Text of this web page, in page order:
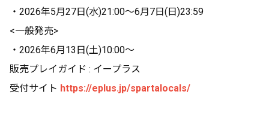
・2026年5月27日(水)21:00〜6月7日(日)23:59
<一般発売>
・2026年6月13日(土)10:00〜
販売プレイガイド : イープラス
受付サイト https://eplus.jp/spartalocals/